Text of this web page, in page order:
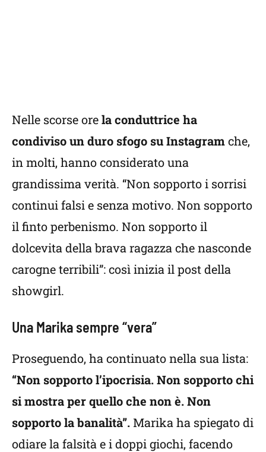
Nelle scorse orela conduttrice ha
condiviso un duro sfogo su Instagramche,
in molti, hanno considerato una
grandissima verità. “Non sopporto i sorrisi
continui falsi e senza motivo. Non sopporto
il finto perbenismo. Non sopporto il
dolcevita della brava ragazza che nasconde
carogne terribili”: così inizia il post della
showgirl.
Una Marika sempre “vera”
Proseguendo, ha continuato nella sua lista:
“Non sopporto l’ipocrisia. Non sopporto chi
si mostra per quello che non è. Non
sopporto la banalità”. Marika ha spiegato di
odiare la falsità e i doppi giochi, facendo